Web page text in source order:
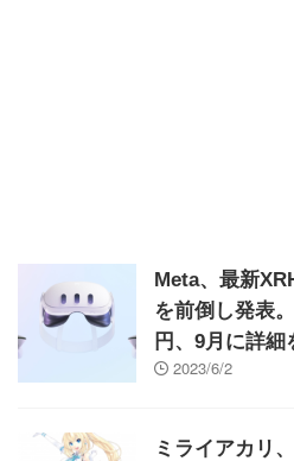
Meta、最新
を前倒し発表
円、9月に詳細
2023/6/2
ミライアカリ